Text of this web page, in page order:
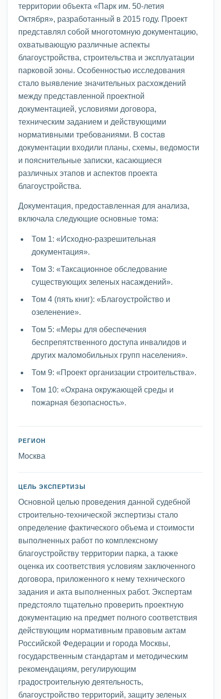
территории объекта «Парк им. 50-летия
Октября», разработанный в 2015 году. Проект
представлял собой многотомную документацию,
охватывающую различные аспекты
благоустройства, строительства и эксплуатации
парковой зоны. Особенностью исследования
стало выявление значительных расхождений
между представленной проектной
документацией, условиями договора,
техническим заданием и действующими
нормативными требованиями. В состав
документации входили планы, схемы, ведомости
и пояснительные записки, касающиеся
различных этапов и аспектов проекта
благоустройства.
Документация, предоставленная для анализа,
включала следующие основные тома:
Том 1: «Исходно-разрешительная
документация».
Том 3: «Таксационное обследование
существующих зеленых насаждений».
Том 4 (пять книг): «Благоустройство и
озеленение».
Том 5: «Меры для обеспечения
беспрепятственного доступа инвалидов и
других маломобильных групп населения».
Том 9: «Проект организации строительства».
Том 10: «Охрана окружающей среды и
пожарная безопасность».
РЕГИОН
Москва
ЦЕЛЬ ЭКСПЕРТИЗЫ
Основной целью проведения данной судебной
строительно-технической экспертизы стало
определение фактического объема и стоимости
выполненных работ по комплексному
благоустройству территории парка, а также
оценка их соответствия условиям заключенного
договора, приложенного к нему технического
задания и акта выполненных работ. Экспертам
предстояло тщательно проверить проектную
документацию на предмет полного соответствия
действующим нормативным правовым актам
Российской Федерации и города Москвы,
государственным стандартам и методическим
рекомендациям, регулирующим
градостроительную деятельность,
благоустройство территорий, защиту зеленых